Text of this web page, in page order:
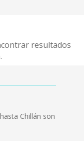
resultados
Chillán son